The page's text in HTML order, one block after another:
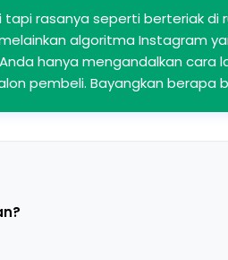
rasanya seperti berteriak di
algoritma Instagram
hanya mengandalkan cara
pembeli. Bayangkan berapa